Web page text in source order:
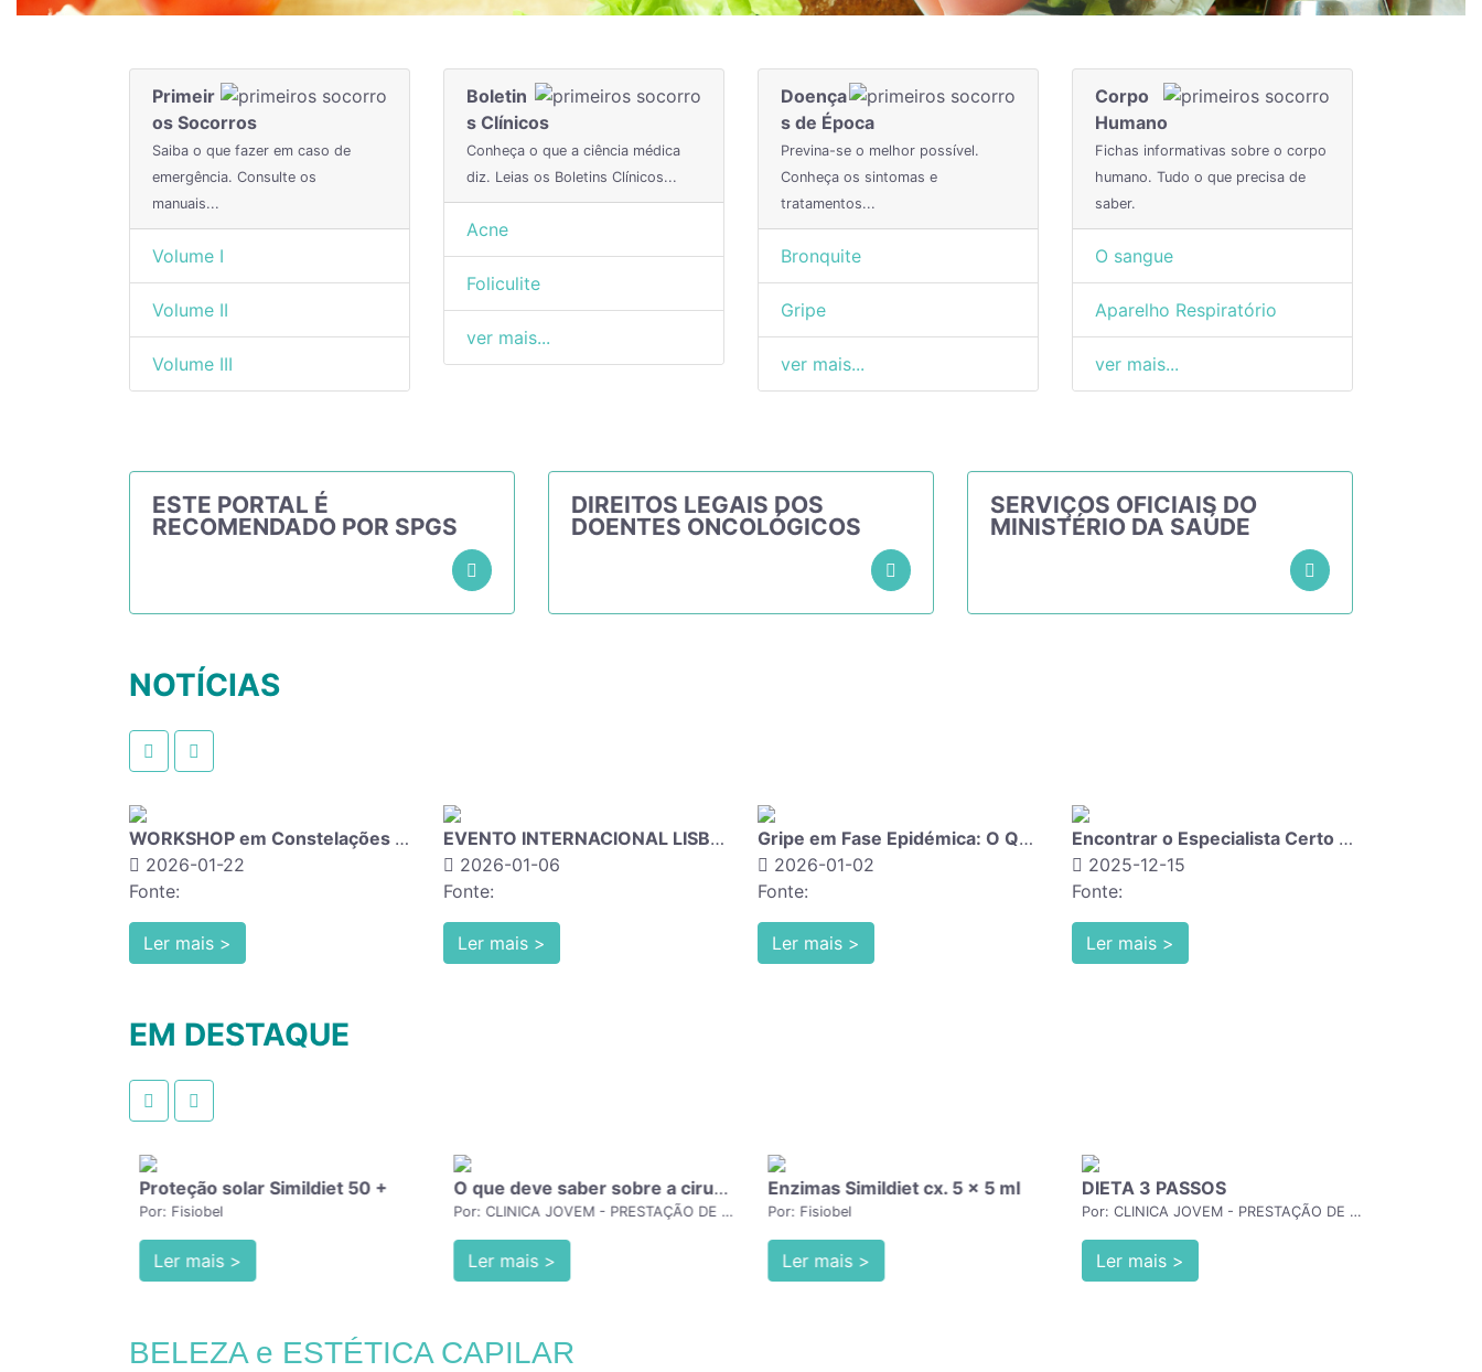
Primeir
os Socorros
Saiba o que fazer em caso de
emergência. Consulte os
manuais...
Volume I
Volume II
Volume III
Boletin
s Clínicos
Conheça o que a ciência médica
diz. Leias os Boletins Clínicos...
Acne
Foliculite
ver mais...
Doença
s de Época
Previna-se o melhor possível.
Conheça os sintomas e
tratamentos...
Bronquite
Gripe
ver mais...
Corpo
Humano
Fichas informativas sobre o corpo
humano. Tudo o que precisa de
saber.
O sangue
Aparelho Respiratório
ver mais...
ESTE PORTAL É
RECOMENDADO POR SPGS
DIREITOS LEGAIS DOS
DOENTES ONCOLÓGICOS
SERVIÇOS OFICIAIS DO
MINISTÉRIO DA SAÚDE
NOTÍCIAS
WORKSHOP em Constelações Familiares 22 Março
2026-01-22
Fonte:
Ler mais >
EVENTO INTERNACIONAL LISBOA Dr.ª Graziella Freni
2026-01-06
Fonte:
Ler mais >
Gripe em Fase Epidémica: O Que Precisa de Saber
2026-01-02
Fonte:
Ler mais >
Encontrar o Especialista Certo Nunca Foi Tão
2025-12-15
Fonte:
Ler mais >
EM DESTAQUE
Proteção solar Simildiet 50 +
Por: Fisiobel
Ler mais >
O que deve saber sobre a cirurgia plástica,
Por: CLINICA JOVEM - PRESTAÇÃO DE SERVIÇOS DE ENF.,LDA
Ler mais >
Enzimas Simildiet cx. 5 x 5 ml
Por: Fisiobel
Ler mais >
DIETA 3 PASSOS
Por: CLINICA JOVEM - PRESTAÇÃO DE SERVIÇOS DE ENF.,LDA
Ler mais >
BELEZA e ESTÉTICA CAPILAR